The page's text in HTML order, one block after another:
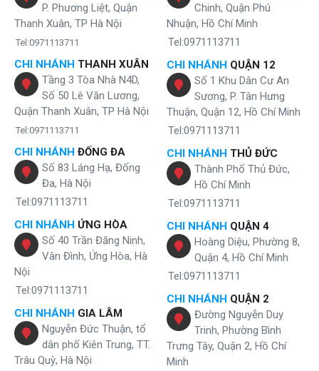
P. Phương Liệt, Quận
Thanh Xuân, TP Hà Nội
Tel:0971113711
CHI NHÁNH THANH XUÂN
Tầng 3 Tòa Nhà N4D,
Số 50 Lê Văn Lương,
Quận Thanh Xuân, TP Hà Nội
Tel:0971113711
CHI NHÁNH ĐỐNG ĐA
Số 83 Láng Hạ, Đống
Đa, Hà Nội
Tel:0971113711
CHI NHÁNH ỨNG HÒA
Số 40 Trần Đăng Ninh,
Vân Đình, Ứng Hòa, Hà
Nội
Tel:0971113711
CHI NHÁNH GIA LÂM
Nguyễn Đức Thuận, tổ
dân phố Kiên Trung, TT.
Trâu Quỳ, Hà Nội
Chinh, Quận Phú
Nhuận, Hồ Chí Minh
Tel:0971113711
CHI NHÁNH QUẬN 12
Số 1 Khu Dân Cư An
Sương, P. Tân Hưng
Thuận, Quận 12, Hồ Chí Minh
Tel:0971113711
CHI NHÁNH THỦ ĐỨC
Thành Phố Thủ Đức,
Hồ Chí Minh
Tel:0971113711
CHI NHÁNH QUẬN 4
Hoàng Diệu, Phường 8,
Quận 4, Hồ Chí Minh
Tel:0971113711
CHI NHÁNH QUẬN 2
Đường Nguyễn Duy
Trinh, Phường Bình
Trưng Tây, Quận 2, Hồ Chí
Minh